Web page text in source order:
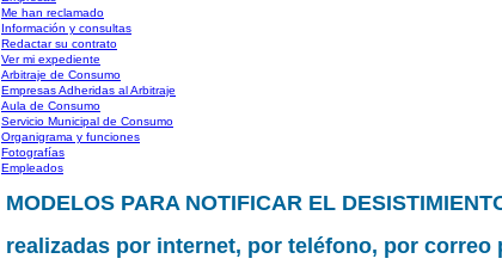
Me han reclamado
Información y consultas
Redactar su contrato
Ver mi expediente
Arbitraje de Consumo
Empresas Adheridas al Arbitraje
Aula de Consumo
Servicio Municipal de Consumo
Organigrama y funciones
Fotografías
Empleados
MODELOS PARA NOTIFICAR EL
realizadas por internet, por teléfono, por